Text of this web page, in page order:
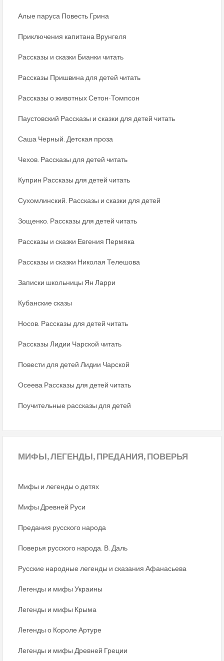
Алые паруса Повесть Грина
Приключения капитана Врунгеля
Рассказы и сказки Бианки читать
Рассказы Пришвина для детей читать
Рассказы о животных Сетон-Томпсон
Паустовский Рассказы и сказки для детей читать
Саша Черный. Детская проза
Чехов. Рассказы для детей читать
Куприн Рассказы для детей читать
Сухомлинский. Рассказы и сказки для детей
Зощенко. Рассказы для детей читать
Рассказы и сказки Евгения Пермяка
Рассказы и сказки Николая Телешова
Записки школьницы Ян Ларри
Кубанские сказы
Носов. Рассказы для детей читать
Рассказы Лидии Чарской читать
Повести для детей Лидии Чарской
Осеева Рассказы для детей читать
Поучительные рассказы для детей
МИФЫ,ЛЕГЕНДЫ, ПРЕДАНИЯ, ПОВЕРЬЯ
Мифы и легенды о детях
Мифы Древней Руси
Предания русского народа
Поверья русского народа. В. Даль
Русские народные легенды и сказания Афанасьева
Легенды и мифы Украины
Легенды и мифы Крыма
Легенды о Короле Артуре
Легенды и мифы Древней Греции